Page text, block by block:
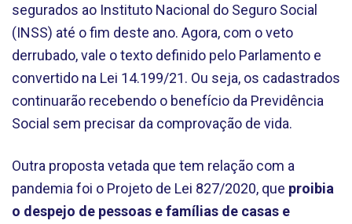
segurados ao Instituto Nacional do Seguro Social
(INSS) até o fim deste ano. Agora, com o veto
derrubado, vale o texto definido pelo Parlamento e
convertido na Lei 14.199/21. Ou seja, os cadastrados
continuarão recebendo o benefício da Previdência
Social sem precisar da comprovação de vida.
Outra proposta vetada que tem relação com a
pandemia foi o Projeto de Lei 827/2020, que proibia
o despejo de pessoas e famílias de casas e